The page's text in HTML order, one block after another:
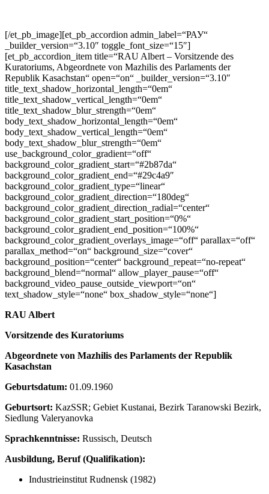
[/et_pb_image][et_pb_accordion admin_label=“РАУ“
_builder_version=“3.10″ toggle_font_size=“15″]
[et_pb_accordion_item title=“RAU Albert – Vorsitzende des
Kuratoriums, Abgeordnete von Mazhilis des Parlaments der
Republik Kasachstan“ open=“on“ _builder_version=“3.10″
title_text_shadow_horizontal_length=“0em“
title_text_shadow_vertical_length=“0em“
title_text_shadow_blur_strength=“0em“
body_text_shadow_horizontal_length=“0em“
body_text_shadow_vertical_length=“0em“
body_text_shadow_blur_strength=“0em“
use_background_color_gradient=“off“
background_color_gradient_start=“#2b87da“
background_color_gradient_end=“#29c4a9″
background_color_gradient_type=“linear“
background_color_gradient_direction=“180deg“
background_color_gradient_direction_radial=“center“
background_color_gradient_start_position=“0%“
background_color_gradient_end_position=“100%“
background_color_gradient_overlays_image=“off“ parallax=“off“
parallax_method=“on“ background_size=“cover“
background_position=“center“ background_repeat=“no-repeat“
background_blend=“normal“ allow_player_pause=“off“
background_video_pause_outside_viewport=“on“
text_shadow_style=“none“ box_shadow_style=“none“]
RAU Albert
Vorsitzende des Kuratoriums
Abgeordnete von Mazhilis des Parlaments der Republik
Kasachstan
Geburtsdatum: 01.09.1960
Geburtsort: KazSSR; Gebiet Kustanai, Bezirk Taranowski Bezirk,
Siedlung Valeryanovka
Sprachkenntnisse: Russisch, Deutsch
Ausbildung, Beruf (Qualifikation):
Industrieinstitut Rudnensk (1982)